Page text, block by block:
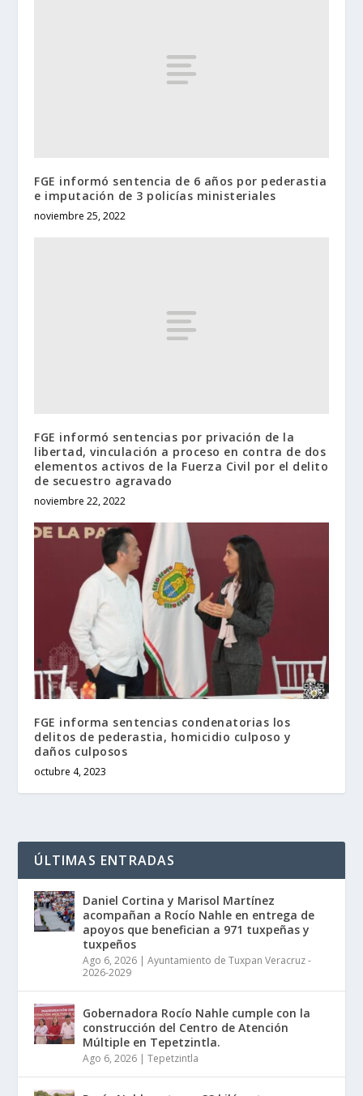
FGE informó sentencia de 6 años por pederastia
e imputación de 3 policías ministeriales
noviembre 25, 2022
FGE informó sentencias por privación de la
libertad, vinculación a proceso en contra de dos
elementos activos de la Fuerza Civil por el delito
de secuestro agravado
noviembre 22, 2022
FGE informa sentencias condenatorias los
delitos de pederastia, homicidio culposo y
daños culposos
octubre 4, 2023
ÚLTIMAS ENTRADAS
Daniel Cortina y Marisol Martínez
acompañan a Rocío Nahle en entrega de
apoyos que benefician a 971 tuxpeñas y
tuxpeños
Ago 6, 2026 |Ayuntamiento de Tuxpan Veracruz -
2026-2029
Gobernadora Rocío Nahle cumple con la
construcción del Centro de Atención
Múltiple en Tepetzintla.
Ago 6, 2026 |Tepetzintla